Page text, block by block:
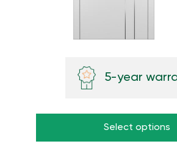
5-year
Select options